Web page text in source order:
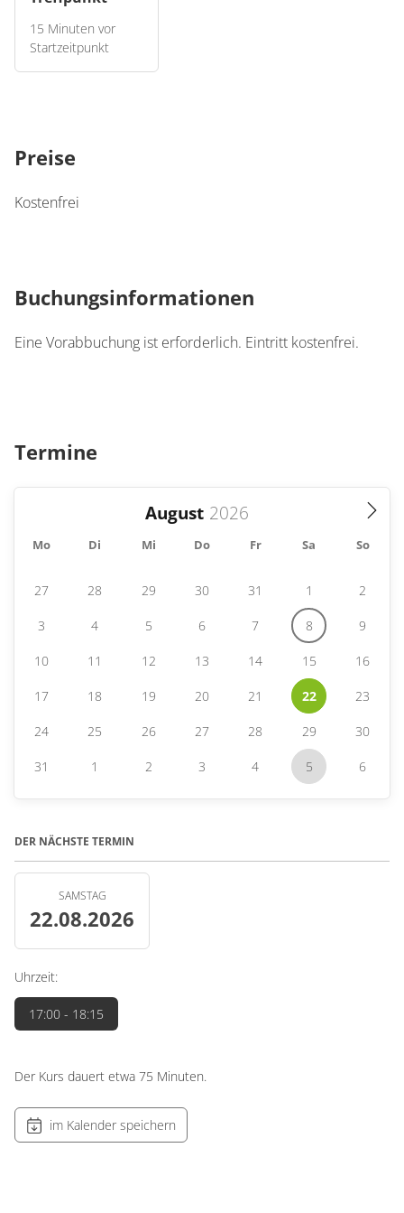
15 Minuten vor
Startzeitpunkt
Informationen zum Treffpunkt
Preise
Kostenfrei
Buchungsinformationen
Eine Vorabbuchung ist erforderlich. Eintritt kostenfrei.
Termine
August
Mo Di Mi Do Fr Sa So
27 28 29 30 31 1 2
3 4 5 6 7 8 9
10 11 12 13 14 15 16
17 18 19 20 21 22 23
24 25 26 27 28 29 30
31 1 2 3 4 5 6
DER NÄCHSTE TERMIN
SAMSTAG
22.08.2026
Uhrzeit:
17:00 - 18:15
Der Kurs dauert etwa 75 Minuten.
im Kalender speichern